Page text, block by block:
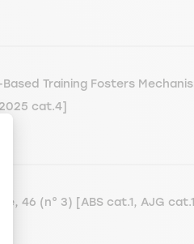
Sie Ihre Optionen
Based Training Fosters
cat.4]
46 (n° 3) [ABS cat.1, AJG